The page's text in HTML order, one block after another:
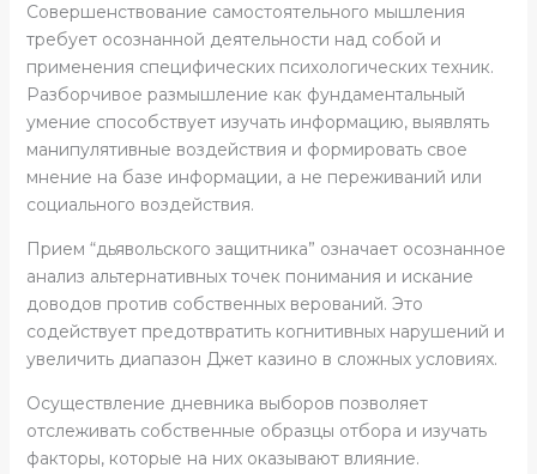
Совершенствование самостоятельного мышления
требует осознанной деятельности над собой и
применения специфических психологических техник.
Разборчивое размышление как фундаментальный
умение способствует изучать информацию, выявлять
манипулятивные воздействия и формировать свое
мнение на базе информации, а не переживаний или
социального воздействия.
Прием “дьявольского защитника” означает осознанное
анализ альтернативных точек понимания и искание
доводов против собственных верований. Это
содействует предотвратить когнитивных нарушений и
увеличить диапазон Джет казино в сложных условиях.
Осуществление дневника выборов позволяет
отслеживать собственные образцы отбора и изучать
факторы, которые на них оказывают влияние.